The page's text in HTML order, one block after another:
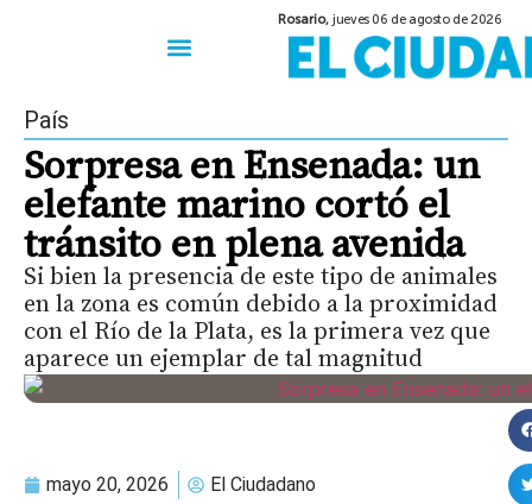
Rosario,jueves 06 de agosto de 2026
País
Sorpresa en Ensenada: un
elefante marino cortó el
tránsito en plena avenida
Si bien la presencia de este tipo de animales
en la zona es común debido a la proximidad
con el Río de la Plata, es la primera vez que
aparece un ejemplar de tal magnitud
mayo 20, 2026 El Ciudadano